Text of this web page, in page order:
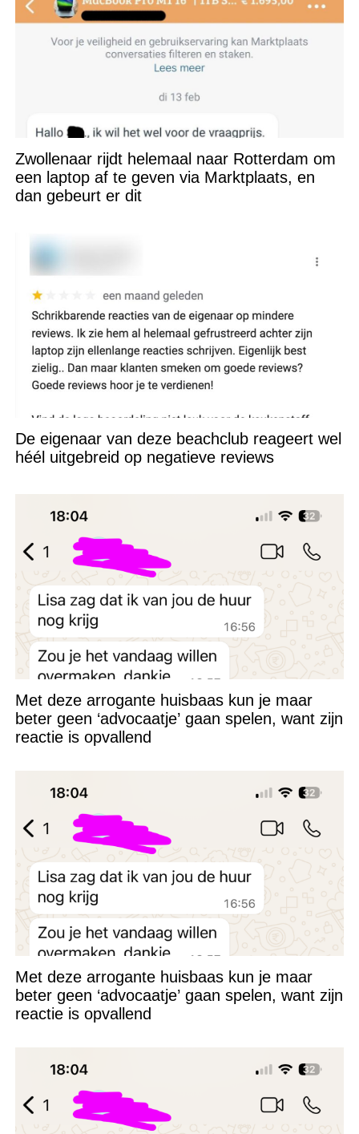
Zwollenaar rijdt helemaal naar Rotterdam om
een laptop af te geven via Marktplaats, en
dan gebeurt er dit
De eigenaar van deze beachclub reageert wel
héél uitgebreid op negatieve reviews
Met deze arrogante huisbaas kun je maar
beter geen ‘advocaatje’ gaan spelen, want zijn
reactie is opvallend
Met deze arrogante huisbaas kun je maar
beter geen ‘advocaatje’ gaan spelen, want zijn
reactie is opvallend